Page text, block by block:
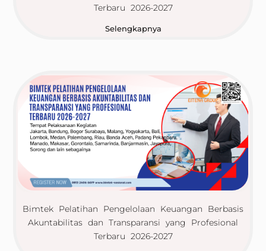
Terbaru 2026-2027
Selengkapnya
Bimtek Pelatihan Pengelolaan Keuangan Berbasis
Akuntabilitas dan Transparansi yang Profesional
Terbaru 2026-2027